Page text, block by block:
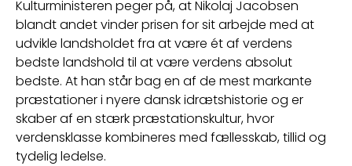
Kulturministeren peger på, at Nikolaj Jacobsen
blandt andet vinder prisen for sit arbejde med at
udvikle landsholdet fra at være ét af verdens
bedste landshold til at være verdens absolut
bedste. At han står bag en af de mest markante
præstationer i nyere dansk idrætshistorie og er
skaber af en stærk præstationskultur, hvor
verdensklasse kombineres med fællesskab, tillid og
tydelig ledelse.